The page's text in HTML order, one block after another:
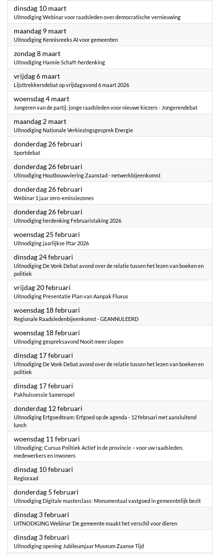
dinsdag 10 maart2026
Uitnodiging Webinar voor raadsleden over democratische vernieuwing
maandag 9 maart2026
Uitnodiging Kennisreeks AI voor gemeenten
zondag 8 maart2026
Uitnodiging Hannie Schaft-herdenking
vrijdag 6 maart2026
Lijsttrekkersdebat op vrijdagavond 6 maart 2026
woensdag 4 maart2026
Jongeren van de partij: jonge raadsleden voor nieuwe kiezers - Jongerendebat
maandag 2 maart2026
Uitnodiging Nationale Verkiezingsgesprek Energie
donderdag 26 februari
Sportdebat
donderdag 26 februari
Uitnodiging Houtbouwviering Zaanstad - netwerkbijeenkomst
donderdag 26 februari
Webinar 1 jaar zero-emissiezones
donderdag 26 februari
Uitnodiging herdenking Februaristaking 2026
woensdag 25 februari
Uitnodiging jaarlijkse iftar 2026
dinsdag 24 februari
Uitnodiging De Vonk Debat avond over de relatie tussen het lezen van boeken en
politiek
vrijdag 20 februari
Uitnodiging Presentatie Plan van Aanpak Fluxus
woensdag 18 februari
Regionale Raadsledenbijeenkomst - GEANNULEERD
woensdag 18 februari
Uitnodiging gespreksavond Nooit meer slopen
dinsdag 17 februari
Uitnodiging De Vonk Debat avond over de relatie tussen het lezen van boeken en
politiek
dinsdag 17 februari
Pakhuissessie Samenspel
donderdag 12 februari
Uitnodiging Erfgoedteam: Erfgoed op de agenda - 12 februari met aansluitend
lunch
woensdag 11 februari
Uitnodiging: Cursus Politiek Actief in de provincie – voor uw raadsleden,
medewerkers en inwoners
dinsdag 10 februari
Regioraad
donderdag 5 februari
Uitnodiging Digitale masterclass: Monumentaal vastgoed in gemeentelijk bezit
dinsdag 3 februari
UITNODIGING Webinar ‘De gemeente maakt het verschil voor dieren
dinsdag 3 februari
Uitnodiging opening Jubileumjaar Museum Zaanse Tijd